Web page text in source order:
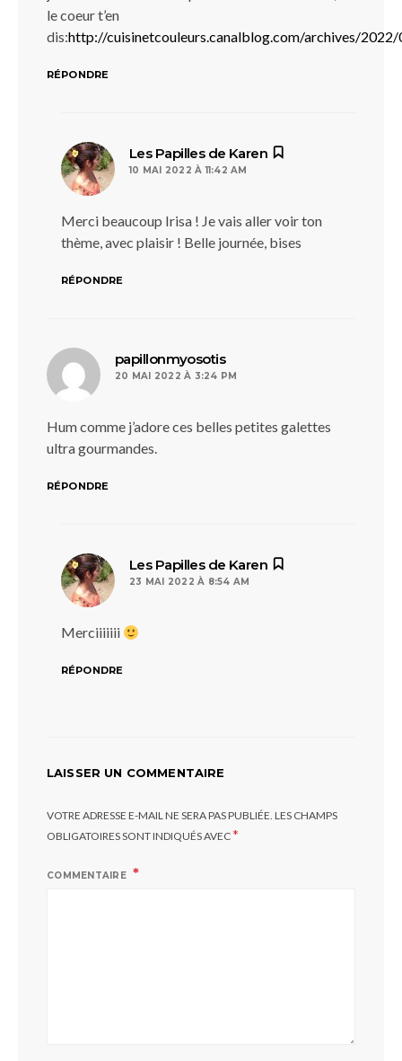
le coeur t’en
dis:http://cuisinetcouleurs.canalblog.com/archives/
RÉPONDRE
Les Papilles de Karen
10 MAI 2022 À 11:42 AM
Merci beaucoup Irisa ! Je vais aller voir ton
thème, avec plaisir ! Belle journée, bises
RÉPONDRE
papillonmyosotisdit :
20 MAI 2022 À 3:24 PM
Hum comme j’adore ces belles petites galettes
ultra gourmandes.
RÉPONDRE
Les Papilles de Karen
23 MAI 2022 À 8:54 AM
Merciiiiiii
RÉPONDRE
LAISSER UN COMMENTAIRE
VOTRE ADRESSE E-MAIL NE SERA PAS PUBLIÉE. LES CHAMPS
OBLIGATOIRES SONT INDIQUÉS AVEC*
COMMENTAIRE